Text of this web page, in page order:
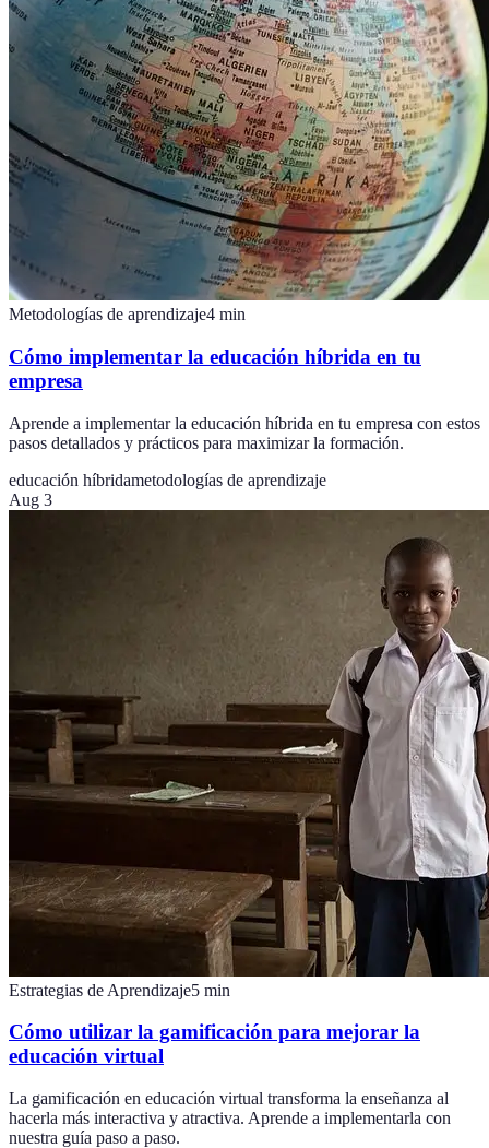
Metodologías de aprendizaje4 min
Cómo implementar la educación híbrida en tu
empresa
Aprende a implementar la educación híbrida en tu empresa con estos
pasos detallados y prácticos para maximizar la formación.
educación híbridametodologías de aprendizaje
Aug 3
Estrategias de Aprendizaje5 min
Cómo utilizar la gamificación para mejorar la
educación virtual
La gamificación en educación virtual transforma la enseñanza al
hacerla más interactiva y atractiva. Aprende a implementarla con
nuestra guía paso a paso.